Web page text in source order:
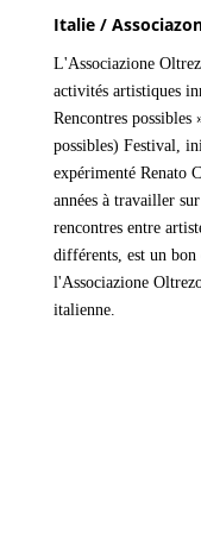
Italie /
L'Associazione
activités artistiques
Rencontres possibles
possibles) Festival,
expérimenté Renato
années à travailler
rencontres entre
différents, est un
l'Associazione
italienne.